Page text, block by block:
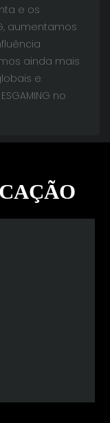
e os
aumentamos
ainda mais
e
no